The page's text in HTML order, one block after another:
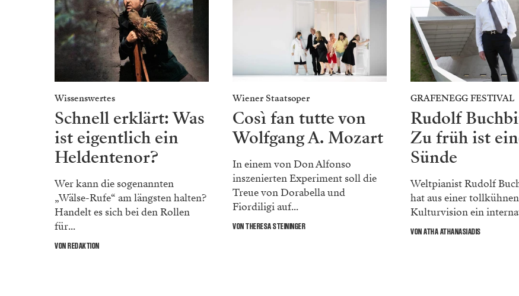
Wissenswertes
Schnell erklärt: Was
ist eigentlich ein
Heldentenor?
Wer kann die sogenannten
„Wälse-Rufe“ am längsten halten?
Handelt es sich bei den Rollen
für...
VON REDAKTION
Wiener Staatsoper
Così fan tutte von
Wolfgang A. Mozart
In einem von Don Alfonso
inszenierten Experiment soll die
Treue von Dorabella und
Fiordiligi auf...
VON THERESA STEININGER
GRAFENEGG FESTIVAL
Rudolf
Zu früh ist
Sünde
Weltpianist Rudolf
hat aus einer tollkühnen
Kulturvision ein
VON ATHA ATHANASIADIS